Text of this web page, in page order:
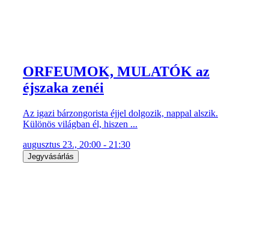
ORFEUMOK, MULATÓK az
éjszaka zenéi
Az igazi bárzongorista éjjel dolgozik, nappal alszik.
Különös világban él, hiszen ...
augusztus 23., 20:00 - 21:30
Jegyvásárlás